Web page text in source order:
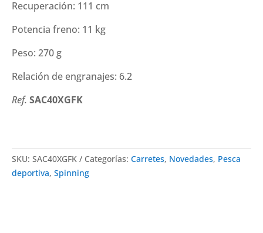
Recuperación: 111 cm
Potencia freno: 11 kg
Peso: 270 g
Relación de engranajes: 6.2
Ref. SAC40XGFK
SKU: SAC40XGFK Categorías: Carretes, Novedades, Pesca
deportiva, Spinning